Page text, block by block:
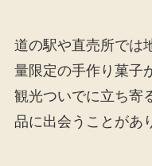
道の駅や直売所では
量限定の手作り菓子
観光ついでに立ち寄
品に出会うことがあ